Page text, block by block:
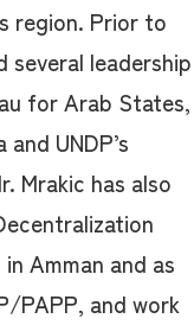
region. Prior to
several leadership
for Arab States,
UNDP’s
Mrakic has also
Amman and as
PAPP, and work